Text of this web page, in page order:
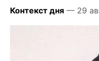
Контекст дня — 29